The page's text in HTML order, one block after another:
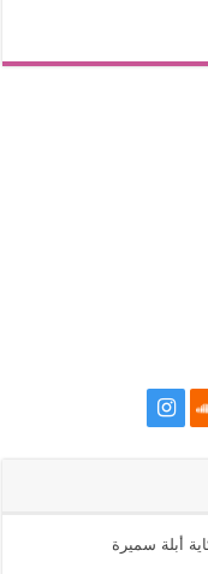
أبلة سميرة